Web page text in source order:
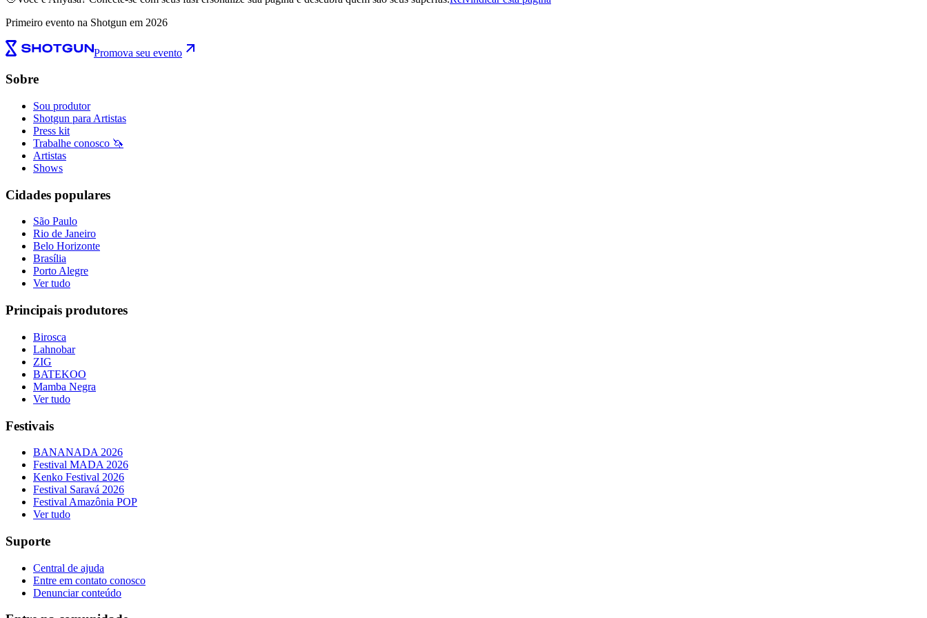
Primeiro evento na Shotgun em 2026
Promova seu evento
Sobre
Sou produtor
Shotgun para Artistas
Press kit
Trabalhe conosco 🦄
Artistas
Shows
Cidades populares
São Paulo
Rio de Janeiro
Belo Horizonte
Brasília
Porto Alegre
Ver tudo
Principais produtores
Birosca
Lahnobar
ZIG
BATEKOO
Mamba Negra
Ver tudo
Festivais
BANANADA 2026
Festival MADA 2026
Kenko Festival 2026
Festival Saravá 2026
Festival Amazônia POP
Ver tudo
Suporte
Central de ajuda
Entre em contato conosco
Denunciar conteúdo